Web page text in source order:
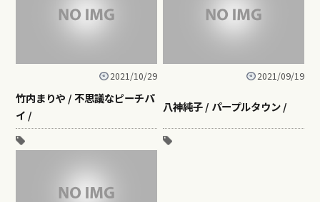
2021/10/29
竹内まりや / 不思議なピーチパ
イ /
2021/09/19
八神純子 / パープルタウン /